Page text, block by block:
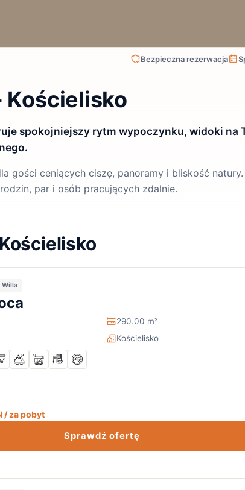
Bezpieczna rezerwacja
Kościelisko
spokojniejszy rytm wypoczynku, widoki na
gości ceniących ciszę, panoramy i bliskość
par i osób pracujących zdalnie.
Willa
290.00 m²
Kościelisko
/ za pobyt
Sprawdź ofertę